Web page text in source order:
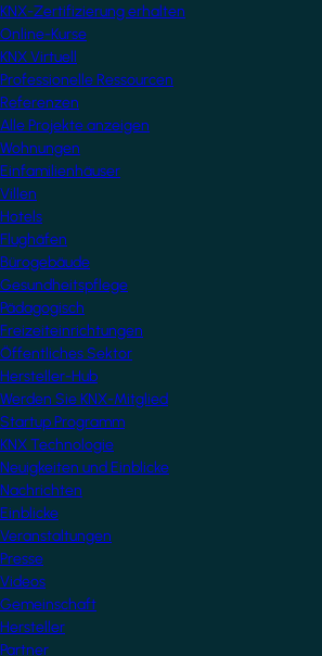
KNX-Zertifizierung erhalten
Online-Kurse
KNX Virtuell
Professionelle Ressourcen
Referenzen
Alle Projekte anzeigen
Wohnungen
Einfamilienhäuser
Villen
Hotels
Flughäfen
Bürogebäude
Gesundheitspflege
Pädagogisch
Freizeiteinrichtungen
Öffentliches Sektor
Hersteller-Hub
Werden Sie KNX-Mitglied
Startup Programm
KNX Technologie
Neuigkeiten und Einblicke
Nachrichten
Einblicke
Veranstaltungen
Presse
Videos
Gemeinschaft
Hersteller
Partner